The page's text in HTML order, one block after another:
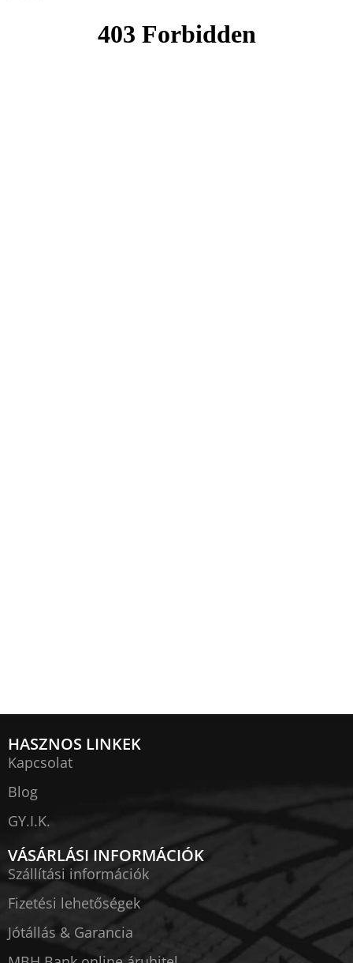
HASZNOS LINKEK
Kapcsolat
Blog
GY.I.K.
VÁSÁRLÁSI INFORMÁCIÓK
Szállítási információk
Fizetési lehetőségek
Jótállás & Garancia